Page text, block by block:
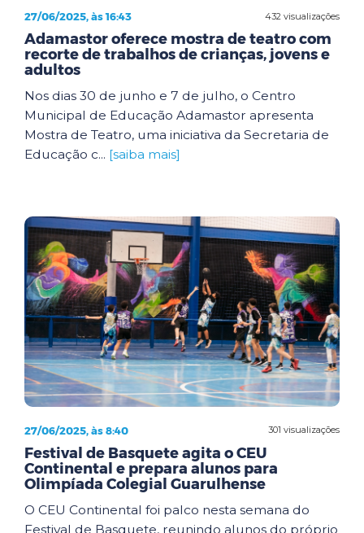
432 visualizações
27/06/2025, às 16:43
Adamastor oferece mostra de teatro com
recorte de trabalhos de crianças, jovens e
adultos
Nos dias 30 de junho e 7 de julho, o Centro
Municipal de Educação Adamastor apresenta
Mostra de Teatro, uma iniciativa da Secretaria de
Educação c... [saiba mais]
301 visualizações
27/06/2025, às 8:40
Festival de Basquete agita o CEU
Continental e prepara alunos para
Olimpíada Colegial Guarulhense
O CEU Continental foi palco nesta semana do
Festival de Basquete, reunindo alunos do próprio